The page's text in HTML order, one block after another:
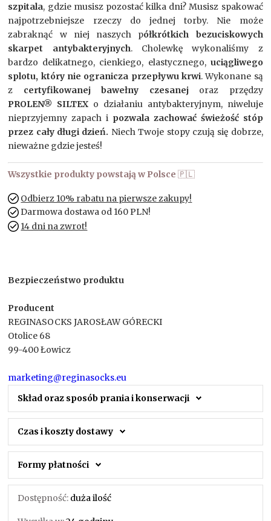
szpitala, gdzie musisz pozostać kilka dni? Musisz spakować
najpotrzebniejsze rzeczy do jednej torby. Nie może
zabraknąć w niej naszych półkrótkich bezuciskowych
skarpet antybakteryjnych. Cholewkę wykonaliśmy z
bardzo delikatnego, cienkiego, elastycznego, uciągliwego
splotu, który nie ogranicza przepływu krwi. Wykonane są
z certyfikowanej bawełny czesanejoraz przędzy
PROLEN® SILTEX o działaniu antybakteryjnym, niweluje
nieprzyjemny zapach i pozwala zachować świeżość stóp
przez cały długi dzień. Niech Twoje stopy czują się dobrze,
nieważne gdzie jesteś!
Wszystkie produkty powstają w Polsce 🇵🇱
Odbierz 10% rabatu na pierwsze zakupy!
Darmowa dostawa od 160 PLN!
14 dni na zwrot!
Bezpieczeństwo produktu
Producent
REGINASOCKS JAROSŁAW GÓRECKI
Otolice 68
99-400 Łowicz
marketing@reginasocks.eu
Skład oraz sposób prania i konserwacji
Czas i koszty dostawy
Formy płatności
Dostępność: duża ilość